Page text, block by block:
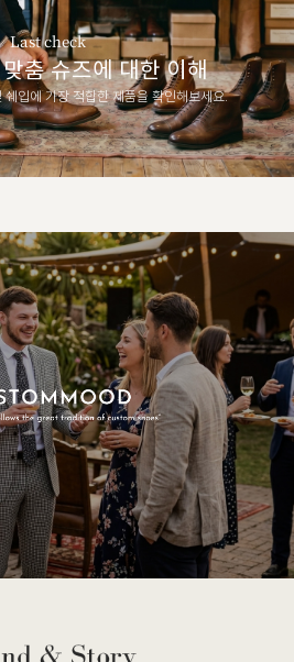
Last check
춤 슈즈에 대한 이해
입에 가장 적합한 제품을 확인해보세요.